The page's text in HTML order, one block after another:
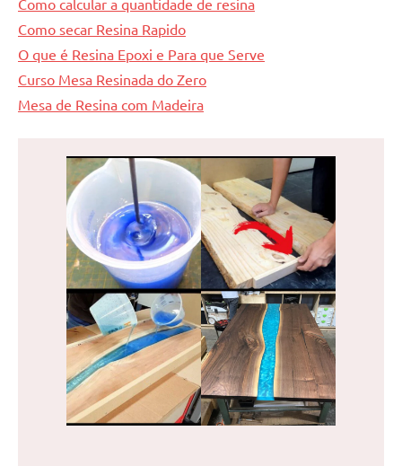
Como secar Resina Rapido
O que é Resina Epoxi e Para que Serve
Curso Mesa Resinada do Zero
Mesa de Resina com Madeira